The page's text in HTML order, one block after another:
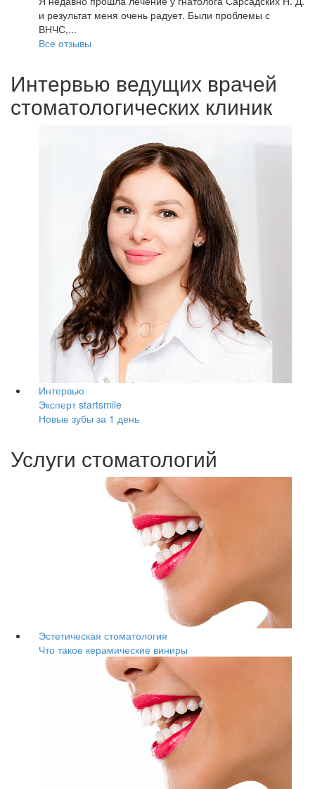
и результат меня очень радует. Были проблемы с
ВНЧС,...
Все отзывы
Интервью ведущих врачей
стоматологических клиник
Интервью
Эксперт startsmile
Новые зубы за 1 день
Услуги стоматологий
Эстетическая стоматология
Что такое керамические виниры